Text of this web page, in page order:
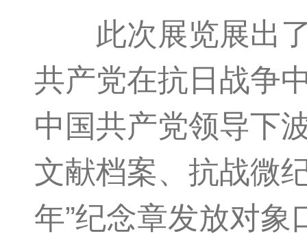
此次展览展出了
共产党在抗日战争
中国共产党领导下
文献档案、抗战微
年”纪念章发放对